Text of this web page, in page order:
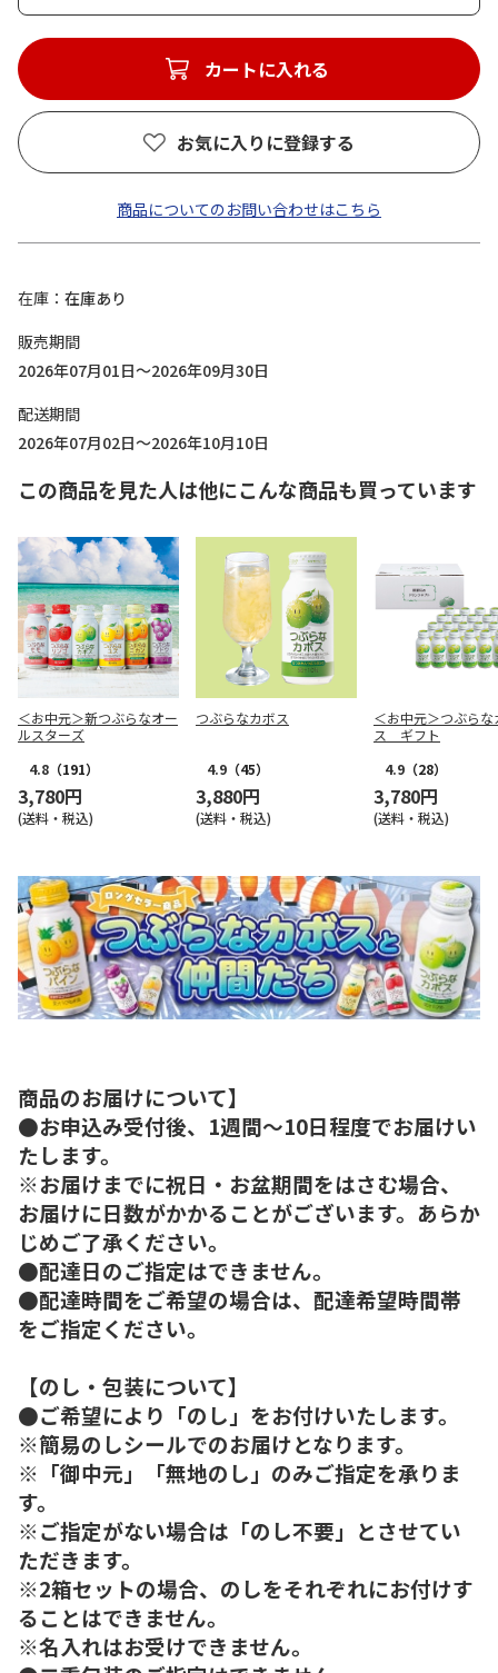
カートに入れる
お気に入りに登録する
商品についてのお問い合わせはこちら
在庫
在庫あり
販売期間
2026年07月01日～2026年09月30日
配送期間
2026年07月02日～2026年10月10日
この商品を見た人は他にこんな商品も買っています
＜お中元＞新つぶらなオー
ルスターズ
4.8 （191）
3,780円
(送料・税込)
つぶらなカボス
4.9 （45）
3,880円
(送料・税込)
＜お中元＞つぶらな
ス ギフト
4.9 （28）
3,780円
(送料・税込)
商品のお届けについて】
●お申込み受付後、1週間～10日程度でお届けい
たします。
※お届けまでに祝日・お盆期間をはさむ場合、
お届けに日数がかかることがございます。あらか
じめご了承ください。
●配達日のご指定はできません。
●配達時間をご希望の場合は、配達希望時間帯
をご指定ください。
【のし・包装について】
●ご希望により「のし」をお付けいたします。
※簡易のしシールでのお届けとなります。
※「御中元」「無地のし」のみご指定を承りま
す。
※ご指定がない場合は「のし不要」とさせてい
ただきます。
※2箱セットの場合、のしをそれぞれにお付けす
ることはできません。
※名入れはお受けできません。